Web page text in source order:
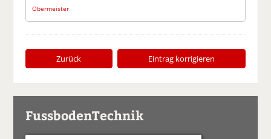
Obermeister
Zurück Eintrag korrigieren
FussbodenTechnik